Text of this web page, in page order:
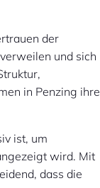
der
und sich
in Penzing ihre
ist, um
wird. Mit
dass die